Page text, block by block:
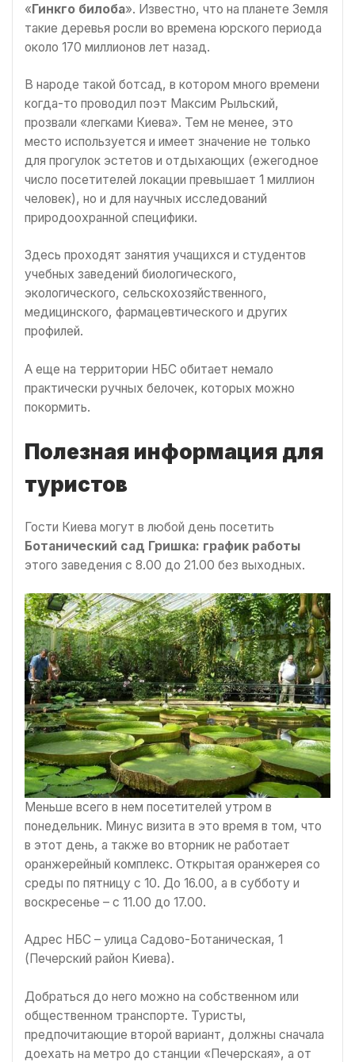
«Гинкго билоба». Известно, что на планете Земля
такие деревья росли во времена юрского периода
около 170 миллионов лет назад.
В народе такой ботсад, в котором много времени
когда-то проводил поэт Максим Рыльский,
прозвали «легками Киева». Тем не менее, это
место используется и имеет значение не только
для прогулок эстетов и отдыхающих (ежегодное
число посетителей локации превышает 1 миллион
человек), но и для научных исследований
природоохранной специфики.
Здесь проходят занятия учащихся и студентов
учебных заведений биологического,
экологического, сельскохозяйственного,
медицинского, фармацевтического и других
профилей.
А еще на территории НБС обитает немало
практически ручных белочек, которых можно
покормить.
Полезная информация для
туристов
Гости Киева могут в любой день посетить
Ботанический сад Гришка: график работы
этого заведения с 8.00 до 21.00 без выходных.
Меньше всего в нем посетителей утром в
понедельник. Минус визита в это время в том, что
в этот день, а также во вторник не работает
оранжерейный комплекс. Открытая оранжерея со
среды по пятницу с 10. До 16.00, а в субботу и
воскресенье – с 11.00 до 17.00.
Адрес НБС – улица Садово-Ботаническая, 1
(Печерский район Киева).
Добраться до него можно на собственном или
общественном транспорте. Туристы,
предпочитающие второй вариант, должны сначала
доехать на метро до станции «Печерская», а от